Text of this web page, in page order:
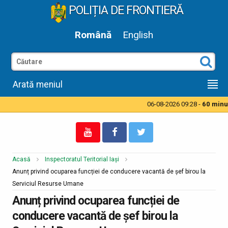
POLIȚIA DE FRONTIERĂ
Română English
Arată meniul
06-08-2026 09:28 -60
Acasă
Inspectoratul Teritorial Iași
Anunț privind ocuparea funcției de conducere vacantă de șef birou la
Serviciul Resurse Umane
Anunț privind ocuparea funcției de
conducere vacantă de șef birou la